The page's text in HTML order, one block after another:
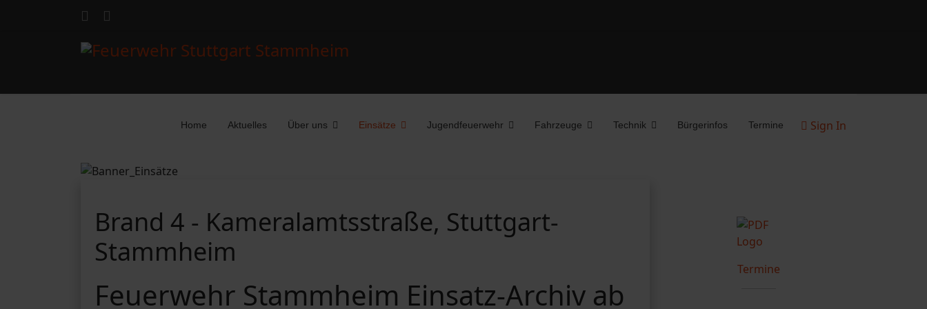
Home Aktuelles Über uns Einsätze Jugendfeuerwehr Fahrzeuge Technik Bürgerinfos Termine Sign In
Feuerwehr Stammheim Einsatz-Archiv ab
Brand 4 - Kameralamtsstraße, Stuttgart-
Stammheim
Termine